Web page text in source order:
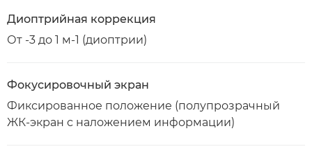
Диоптрийная коррекция
От -3 до 1 м-1 (диоптрии)
Фокусировочный экран
Фиксированное положение (полупрозрачный
ЖК-экран с наложением информации)